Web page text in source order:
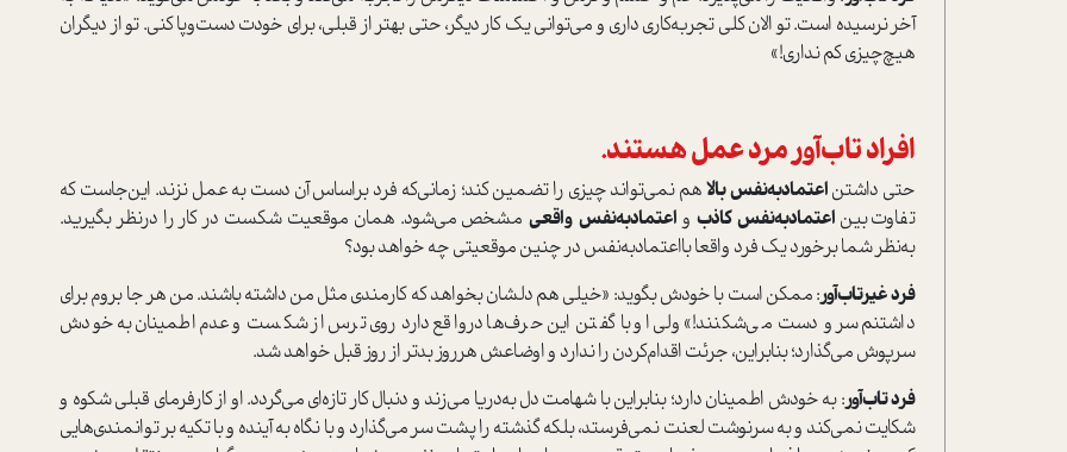
آخر نرسیده ا‌ست. تو الان کلی تجربه‌کاری داری و می‌توانی یک کار دیگر، حتی بهتر از قبلی، برای خودت دست‌وپا کنی. تو از دیگران
هیچ‌چیزی کم نداری!»
افراد تاب‌آور مرد عمل هستند‌.
حتی داشتناعتمادبه‌نفس بالاهم نمی‌تواند چیزی را تضمین کند؛ زمانی‌که فرد بر‌اساس آن دست به عمل نزند. این‌جا‌ست که
تفاوت بین اعتمادبه‌نفس کاذبواعتمادبه‌نفس واقعی مشخص می‌شود. همان موقعیت شکست در کار را در‌نظر بگیرید.
به‌نظر شما برخورد یک فرد واقعا بااعتمادبه‌نفس در چنین موقعیتی چه خواهد بود؟
فرد غیرتاب‌آور: ممکن ا‌ست با خودش بگوید: «خیلی هم دلشان بخواهد که کارمندی مثل من داشته باشند. من هر جا بروم برای
داشتنم سر و دست می‌شکنند!» ولی او با گفتن این حرف‌ها در‌واقع دارد روی ترس از شکست و عدم‌اطمینان به خودش
سرپوش می‌گذارد؛ بنابراین، جرئت اقدام‌کردن را ندارد و اوضاعش هر‌روز بدتر از روز قبل خواهد شد.
فرد تاب‌آور: به خودش اطمینان دارد؛ بنابراین با شهامت دل به‌دریا می‌زند و دنبال کار تازه‌ای می‌گردد. او از کارفرمای قبلی شکوه و
شکایت نمی‌کند و به سرنوشت لعنت نمی‌فرستد، بلکه گذشته را پشت سر می‌گذارد و با نگاه به آینده و با تکیه بر توانمندی‌هایی